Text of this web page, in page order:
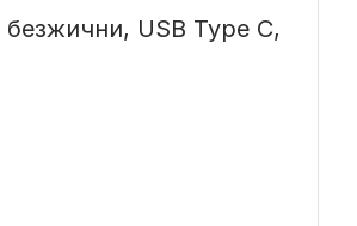
USB Type C,